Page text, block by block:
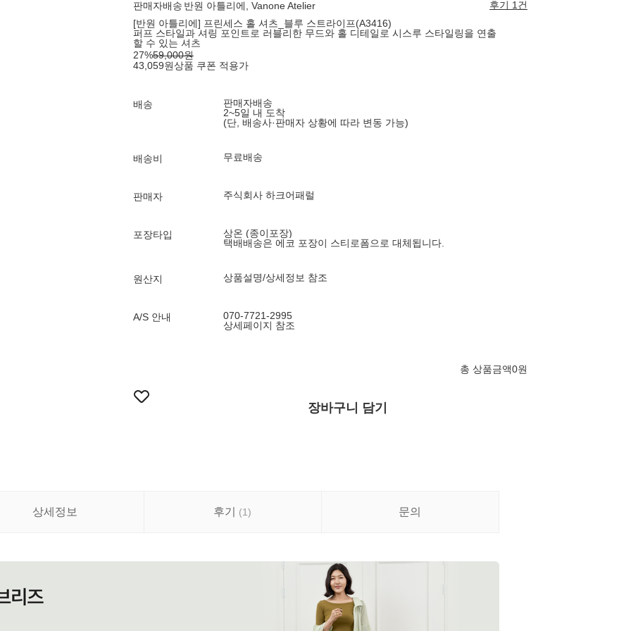
판매자배송 반원 아틀리에, Vanone Atelier
후기 1건
[반원 아틀리에] 프린세스 홀 셔츠_블루 스트라이프(A3416)
퍼프 스타일과 셔링 포인트로 러블리한 무드와 홀 디테일로 시스루 스타일링을 연출
할 수 있는 셔츠
27%59,000원
43,059원상품 쿠폰 적용가
배송
판매자배송
2~5일 내 도착
(단, 배송사·판매자 상황에 따라 변동 가능)
배송비 무료배송
판매자 주식회사 하크어패럴
포장타입
상온 (종이포장)
택배배송은 에코 포장이 스티로폼으로 대체됩니다.
원산지 상품설명/상세정보 참조
A/S 안내
070-7721-2995
상세페이지 참조
총 상품금액0원
장바구니 담기
상세정보 후기 (1) 문의